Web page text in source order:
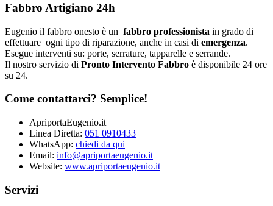
Fabbro Artigiano 24h
Eugenio il fabbro onesto è un fabbro professionista in grado di
effettuare ogni tipo di riparazione, anche in casi di emergenza.
Esegue interventi su: porte, serrature, tapparelle e serrande.
Il nostro servizio di Pronto Intervento Fabbro è disponibile 24 ore
su 24.
Come contattarci? Semplice!
ApriportaEugenio.it
Linea Diretta: 051 0910433
WhatsApp: chiedi da qui
Email: info@apriportaeugenio.it
Website: www.apriportaeugenio.it
Servizi